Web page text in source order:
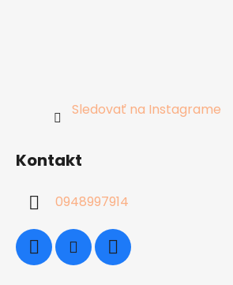
Sledovať na Instagrame
Kontakt
0948997914